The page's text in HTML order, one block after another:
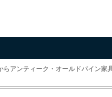
アンティーク・オールドパイン家